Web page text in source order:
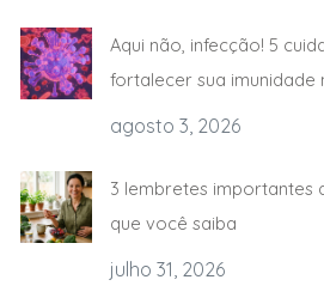
Aqui não, infecção! 5
fortalecer sua imunidade
agosto 3, 2026
3 lembretes importantes
que você saiba
julho 31, 2026